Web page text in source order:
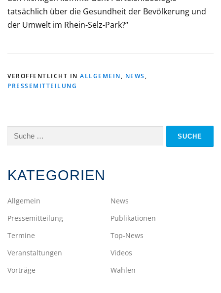
tatsächlich über die Gesundheit der Bevölkerung und
der Umwelt im Rhein-Selz-Park?“
VERÖFFENTLICHT IN ALLGEMEIN, NEWS,
PRESSEMITTEILUNG
Suche
KATEGORIEN
Allgemein
News
Pressemitteilung
Publikationen
Termine
Top-News
Veranstaltungen
Videos
Vorträge
Wahlen